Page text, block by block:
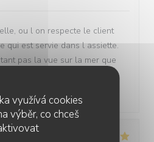
využívá cookies
výběr, co chceš
ou l on respecte le client
qui est servie dans l assiette.
pas la vue sur la mer que
reviendrons à coup sûr
Bravo à vous